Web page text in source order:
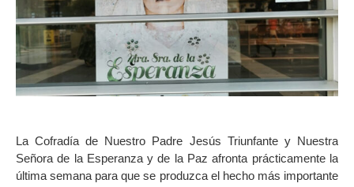
La Cofradía de Nuestro Padre Jesús Triunfante y Nuestra
Señora de la Esperanza y de la Paz afronta prácticamente la
última semana para que se produzca el hecho más importante